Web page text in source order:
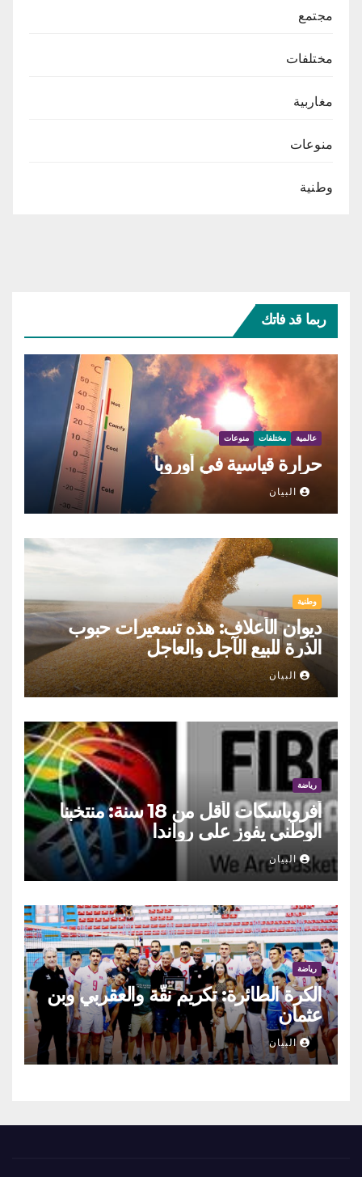
مجتمع
مختلفات
مغاربية
منوعات
وطنية
ربما قد فاتك
عالمية مختلفات منوعات
حرارة قياسية في أوروبا
البيان
وطنية
ديوان الأعلاف: هذه تسعيرات حبوب
الذرة للبيع الآجل والعاجل
البيان
رياضة
أفروباسكات لأقل من 18 سنة: منتخبنا
الوطني يفوز على رواندا
البيان
رياضة
الكرة الطائرة: تكريم نقّة والعقربي وبن
عثمان
البيان